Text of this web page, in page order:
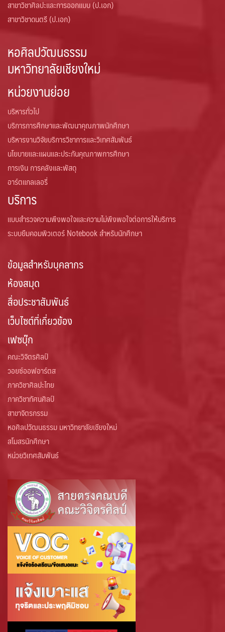
สาขาวิชาศิลปะและการออกแบบ (ป.เอก)
สาขาวิชาดนตรี (ป.เอก)
หอศิลปวัฒนธรรม
มหาวิทยาลัยเชียงใหม่
หน่วยงานย่อย
บริหารทั่วไป
บริการการศึกษาและพัฒนาคุณภาพนักศึกษา
บริหารงานวิจัยบริการวิชาการและวิเทศสัมพันธ์
นโยบายและแผนและประกันคุณภาพการศึกษา
การเงิน การคลังและพัสดุ
อาร์ตแกลเลอรี่
บริการ
แบบสำรวจความพึงพอใจและความไม่พึงพอใจต่อการให้บริการ
ระบบยืมคอมพิวเตอร์ Notebook สำหรับนักศึกษา
ข้อมูลสำหรับบุคลากร
ห้องสมุด
สื่อประชาสัมพันธ์
เว็บไซต์ที่เกี่ยวข้อง
เฟซบุ๊ก
คณะวิจิตรศิลป์
วอยซ์ออฟอาร์ตส
ภาควิชาศิลปะไทย
ภาควิชาทัศนศิลป์
สาขาจิตรกรรม
หอศิลปวัฒนธรรม มหาวิทยาลัยเชียงใหม่
สโมสรนักศึกษา
หน่วยวิเทศสัมพันธ์